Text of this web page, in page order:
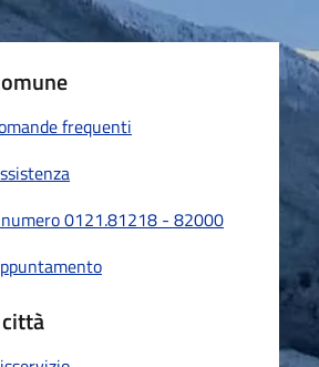
frequenti
0121.81218 - 82000